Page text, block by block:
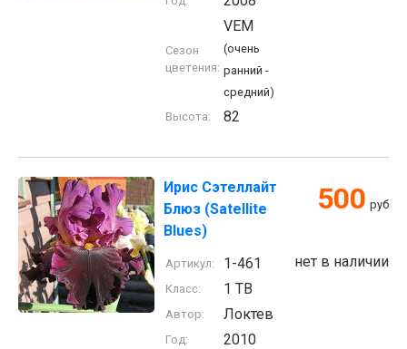
Сезон
цветения:
VEM
(очень
ранний -
средний)
Высота:
82
Ирис Сэтеллайт
Блюз (Satellite
Blues)
500 руб
нет в наличии
Артикул: 1-461
Класс: 1 TB
Автор: Локтев
Год: 2010